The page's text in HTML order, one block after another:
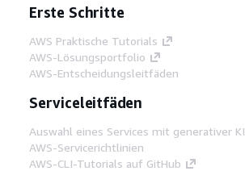
Erste Schritte
AWS Praktische Tutorials
AWS-Lösungsportfolio
AWS-Entscheidungsleitfäden
Serviceleitfäden
Auswahl eines Services mit generativer KI
AWS-Servicerichtlinien
AWS-CLI-Tutorials auf GitHub